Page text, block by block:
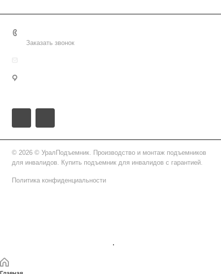
Заказать звонок
© 2026 © УралПодъемник. Производство и монтаж подъемников
для инвалидов. Купить подъемник для инвалидов с гарантией.
Политика конфиденциальности
.